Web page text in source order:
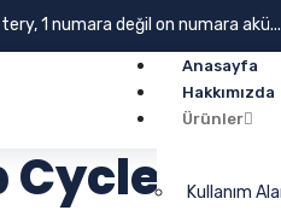
1 numara değil on numara akü...
Anasayfa
Hakkımızda
Ürünler
Kullanım
Cycle